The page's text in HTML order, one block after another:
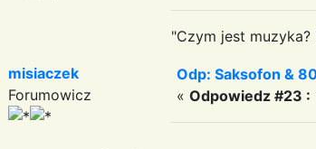
"Czym jest
misiaczek
Forumowicz
Odp: Saksofon &
« Odpowiedz #23 :